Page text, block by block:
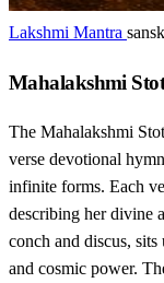
Lakshmi Mantra
Mahalakshmi
The Mahalakshmi
verse devotional
infinite forms. Each
describing her divine
conch and discus,
and cosmic power.